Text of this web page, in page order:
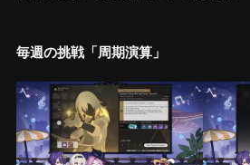
毎週の挑戦「周期演算」